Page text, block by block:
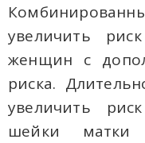
увеличить
женщин с
риска.
увеличить
шейки матки